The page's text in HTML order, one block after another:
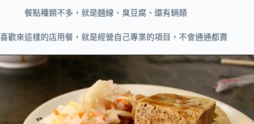
餐點種類不多，就是麵線、臭豆腐、還有鍋類
歡來這樣的店用餐，就是經營自己專業的項目，不會通通都賣